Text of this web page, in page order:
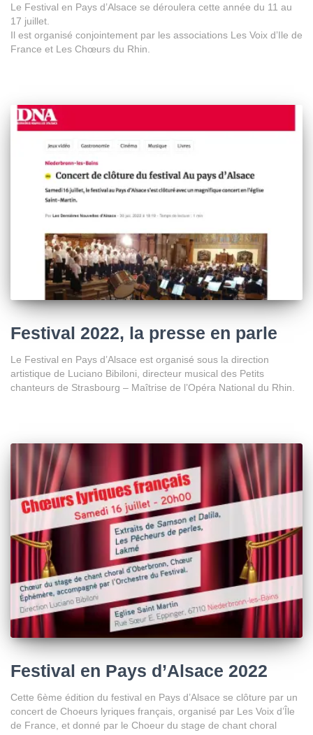
Le Festival en Pays d’Alsace se déroulera cette année du 11 au
17 juillet.
Il est organisé conjointement par les associations Les Voix d’Ile de
France et Les Chœurs du Rhin.
Festival 2022, la presse en parle
Le Festival en Pays d’Alsace est organisé sous la direction
artistique de Luciano Bibiloni, directeur musical des Petits
chanteurs de Strasbourg – Maîtrise de l’Opéra National du Rhin.
Festival en Pays d’Alsace 2022
Cette 6ème édition du festival en Pays d’Alsace se clôture par un
concert de Choeurs lyriques français, organisé par Les Voix d’Île
de France, et donné par le Choeur du stage de chant choral